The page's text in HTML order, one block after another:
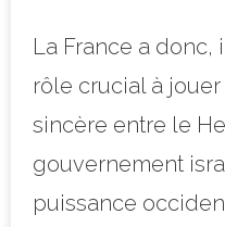
La France a
rôle crucial à jouer
sincère entre le
gouvernement
puissance